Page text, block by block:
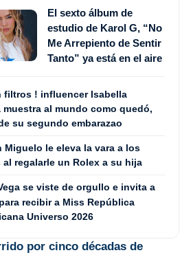
El sexto álbum de
estudio de Karol G, “No
Me Arrepiento de Sentir
Tanto” ya está en el aire
filtros ! influencer Isabella
muestra al mundo como quedó,
su segundo embarazao
Miguelo le eleva la vara a los
al regalarle un Rolex a su hija
se viste de orgullo e invita a
recibir a Miss República
Universo 2026
por cinco décadas de